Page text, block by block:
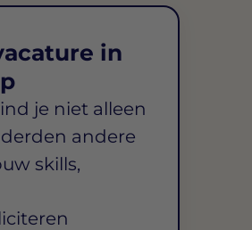
in
je niet alleen
andere
skills,